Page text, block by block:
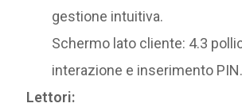
gestione intuitiva.
Schermo lato cliente: 4.3
interazione e inserimento PIN.
Lettori: